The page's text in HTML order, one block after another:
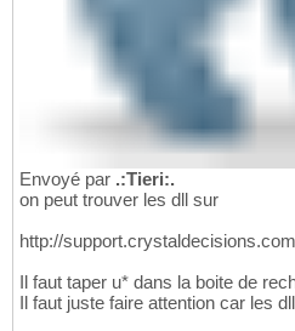
Envoyé par .:Tieri:.
on peut trouver les dll sur
http://
Il faut taper u* dans la boite de
Il faut juste faire attention car les